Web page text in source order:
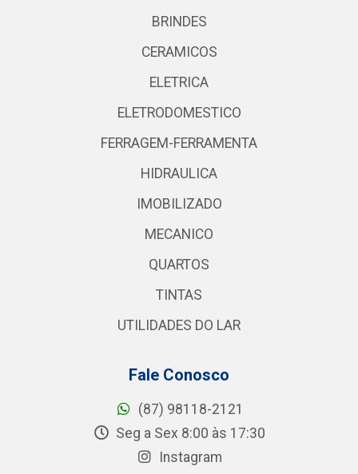
BRINDES
CERAMICOS
ELETRICA
ELETRODOMESTICO
FERRAGEM-FERRAMENTA
HIDRAULICA
IMOBILIZADO
MECANICO
QUARTOS
TINTAS
UTILIDADES DO LAR
Fale Conosco
(87) 98118-2121
Seg a Sex 8:00 às 17:30
Instagram